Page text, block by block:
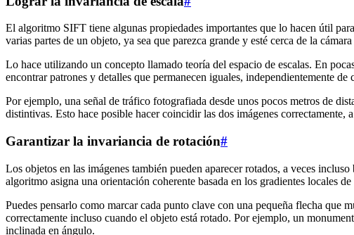
El algoritmo SIFT tiene algunas propiedades importantes que lo hacen útil
varias partes de un objeto, ya sea que parezca grande y esté cerca de la
Lo hace utilizando un concepto llamado teoría del espacio de escalas. En
encontrar patrones y detalles que permanecen iguales, independientemente
Por ejemplo, una señal de tráfico fotografiada desde unos pocos metros de
distintivas. Esto hace posible hacer coincidir las dos imágenes correctamente,
Garantizar la invariancia de rotación#
Los objetos en las imágenes también pueden aparecer rotados, a veces
algoritmo asigna una orientación coherente basada en los gradientes locales
Puedes pensarlo como marcar cada punto clave con una pequeña flecha que
correctamente incluso cuando el objeto está rotado. Por ejemplo, un
inclinada en ángulo.